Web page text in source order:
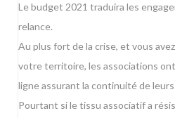
Le budget 2021 traduira les
relance.
Au plus fort de la crise, et vous
votre territoire, les associations
ligne assurant la continuité de
Pourtant si le tissu associatif a